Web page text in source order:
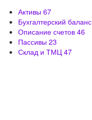
Активы 67
Бухгалтерский баланс
Описание счетов 46
Пассивы 23
Склад и ТМЦ47